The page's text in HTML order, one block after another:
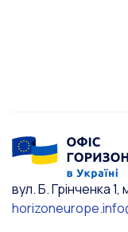
вул. Б. Грінченка 1,